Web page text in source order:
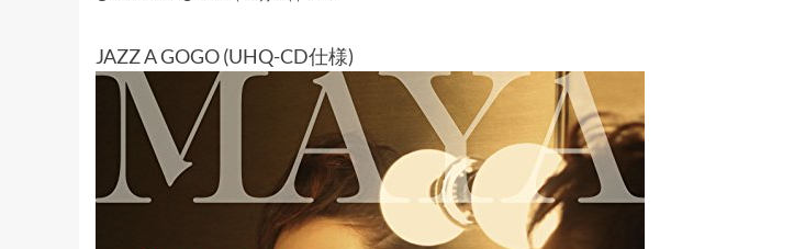
JAZZ A GOGO (UHQ-CD仕様)